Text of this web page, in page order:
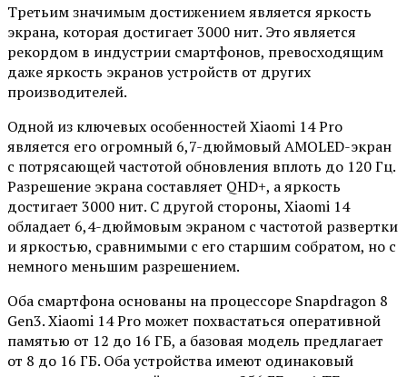
Третьим значимым достижением является яркость
экрана, которая достигает 3000 нит. Это является
рекордом в индустрии смартфонов, превосходящим
даже яркость экранов устройств от других
производителей.
Одной из ключевых особенностей Xiaomi 14 Pro
является его огромный 6,7-дюймовый AMOLED-экран
с потрясающей частотой обновления вплоть до 120 Гц.
Разрешение экрана составляет QHD+, а яркость
достигает 3000 нит. С другой стороны, Xiaomi 14
обладает 6,4-дюймовым экраном с частотой развертки
и яркостью, сравнимыми с его старшим собратом, но с
немного меньшим разрешением.
Оба смартфона основаны на процессоре Snapdragon 8
Gen3. Xiaomi 14 Pro может похвастаться оперативной
памятью от 12 до 16 ГБ, а базовая модель предлагает
от 8 до 16 ГБ. Оба устройства имеют одинаковый